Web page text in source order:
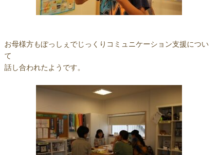
お母様方もぽっしぇでじっくりコミュニケーション支援につい
て
話し合われたようです。